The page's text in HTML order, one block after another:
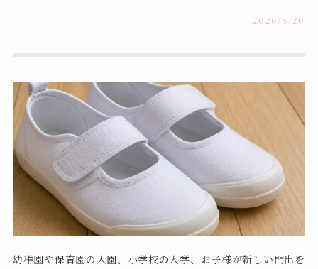
2026/5/20
幼稚園や保育園の入園、小学校の入学、お子様が新しい門出を